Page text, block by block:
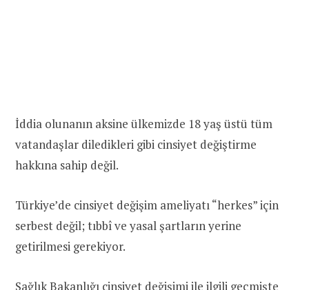
İddia olunanın aksine ülkemizde 18 yaş üstü tüm
vatandaşlar diledikleri gibi cinsiyet değiştirme
hakkına sahip değil.
Türkiye’de cinsiyet değişim ameliyatı “herkes” için
serbest değil; tıbbî ve yasal şartların yerine
getirilmesi gerekiyor.
Sağlık Bakanlığı cinsiyet değişimi ile ilgili geçmişte